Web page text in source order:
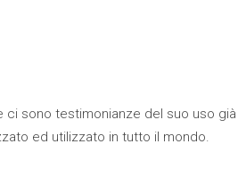
sono testimonianze del suo uso
ed utilizzato in tutto il mondo.